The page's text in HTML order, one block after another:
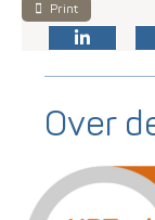
Print
Over